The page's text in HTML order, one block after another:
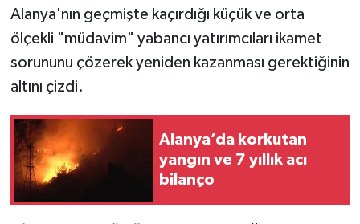
Alanya'nın geçmişte kaçırdığı küçük ve orta
ölçekli "müdavim" yabancı yatırımcıları ikamet
sorununu çözerek yeniden kazanması gerektiğinin
altını çizdi.
Alanya’da korkutan
yangın ve 7 yıllık acı
bilanço